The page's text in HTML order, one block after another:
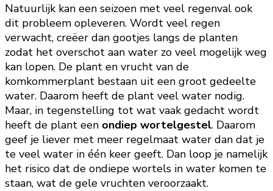
Natuurlijk kan een seizoen met veel regenval ook
dit probleem opleveren. Wordt veel regen
verwacht, creëer dan gootjes langs de planten
zodat het overschot aan water zo veel mogelijk weg
kan lopen. De plant en vrucht van de
komkommerplant bestaan uit een groot gedeelte
water. Daarom heeft de plant veel water nodig.
Maar, in tegenstelling tot wat vaak gedacht wordt
heeft de plant een ondiep wortelgestel. Daarom
geef je liever met meer regelmaat water dan dat je
te veel water in één keer geeft. Dan loop je namelijk
het risico dat de ondiepe wortels in water komen te
staan, wat de gele vruchten veroorzaakt.